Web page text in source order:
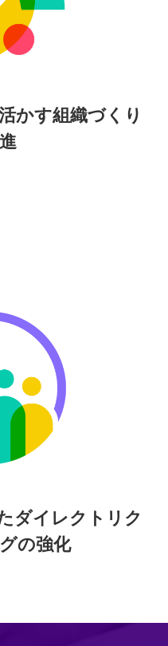
かす組織づくり
ダイレクトリク
の強化